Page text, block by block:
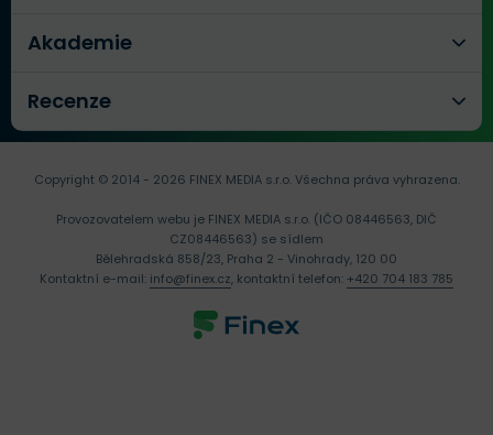
Akademie
Recenze
Copyright © 2014 - 2026 FINEX MEDIA s.r.o.Všechna práva vyhrazena.
Provozovatelem webu je FINEX MEDIA s.r.o. (IČO 08446563, DIČ
CZ08446563) se sídlem
Bělehradská 858/23, Praha 2 - Vinohrady, 120 00
Kontaktní e-mail: info@finex.cz, kontaktní telefon: +420 704 183 785